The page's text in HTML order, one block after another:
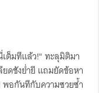
เต็มทีแล้ว!" ทะลุมิติมา
ยดชังย่ำยี แถมยัดข้อหา
พอกันทีกับความซวยซ้ำ